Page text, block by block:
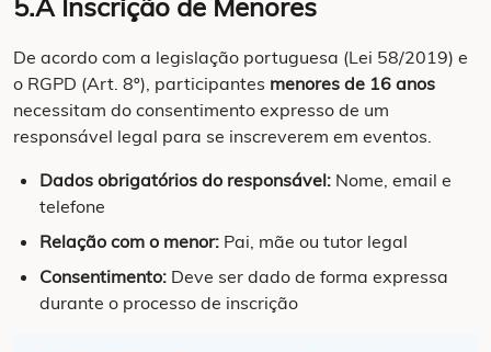
5.A Inscrição de Menores
De acordo com a legislação portuguesa (Lei 58/2019) e
o RGPD (Art. 8º), participantes menores de 16 anos
necessitam do consentimento expresso de um
responsável legal para se inscreverem em eventos.
Dados obrigatórios do responsável: Nome, email e
telefone
Relação com o menor: Pai, mãe ou tutor legal
Consentimento: Deve ser dado de forma expressa
durante o processo de inscrição